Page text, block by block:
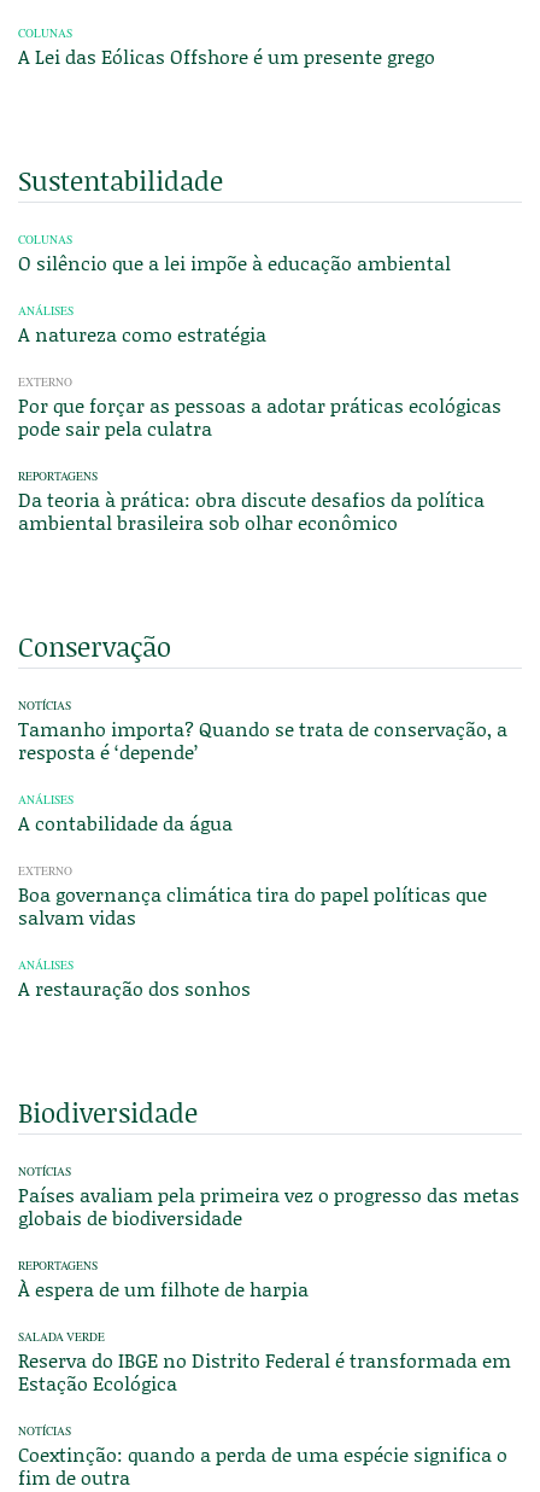
COLUNAS
A Lei das Eólicas Offshore é um presente grego
Sustentabilidade
COLUNAS
O silêncio que a lei impõe à educação ambiental
ANÁLISES
A natureza como estratégia
EXTERNO
Por que forçar as pessoas a adotar práticas ecológicas
pode sair pela culatra
REPORTAGENS
Da teoria à prática: obra discute desafios da política
ambiental brasileira sob olhar econômico
Conservação
NOTÍCIAS
Tamanho importa? Quando se trata de conservação, a
resposta é ‘depende’
ANÁLISES
A contabilidade da água
EXTERNO
Boa governança climática tira do papel políticas que
salvam vidas
ANÁLISES
A restauração dos sonhos
Biodiversidade
NOTÍCIAS
Países avaliam pela primeira vez o progresso das metas
globais de biodiversidade
REPORTAGENS
À espera de um filhote de harpia
SALADA VERDE
Reserva do IBGE no Distrito Federal é transformada em
Estação Ecológica
NOTÍCIAS
Coextinção: quando a perda de uma espécie significa o
fim de outra